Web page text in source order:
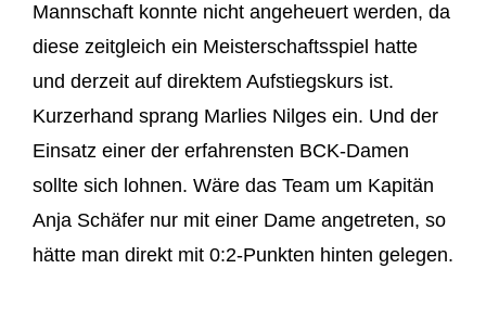
Mannschaft konnte nicht angeheuert werden, da
diese zeitgleich ein Meisterschaftsspiel hatte
und derzeit auf direktem Aufstiegskurs ist.
Kurzerhand sprang Marlies Nilges ein. Und der
Einsatz einer der erfahrensten BCK-Damen
sollte sich lohnen. Wäre das Team um Kapitän
Anja Schäfer nur mit einer Dame angetreten, so
hätte man direkt mit 0:2-Punkten hinten gelegen.